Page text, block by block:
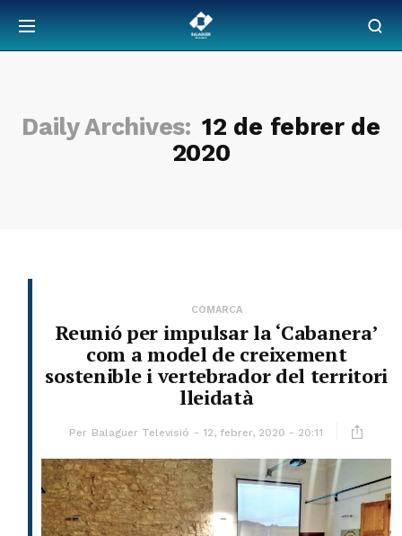
Daily Archives: 12 de febrer de
2020
COMARCA
Reunió per impulsar la ‘Cabanera’
com a model de creixement
sostenible i vertebrador del territori
lleidatà
Per Balaguer Televisió 12, febrer, 2020 - 20:11